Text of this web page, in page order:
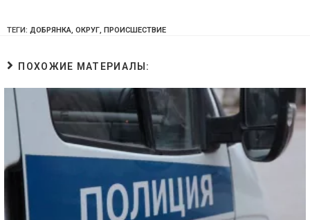
ТЕГИ: ДОБРЯНКА, ОКРУГ, ПРОИСШЕСТВИЕ
ПОХОЖИЕ МАТЕРИАЛЫ: